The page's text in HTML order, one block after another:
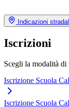
Indicazioni
Iscrizioni
Scegli la modalità di
Iscrizione Scuola
Iscrizione Scuola